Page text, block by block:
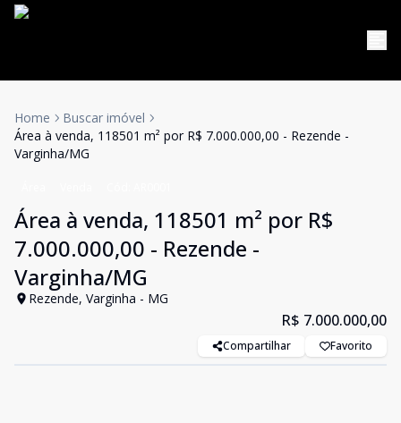
Home
Buscar imóvel
Área à venda, 118501 m² por R$ 7.000.000,00 - Rezende -
Varginha/MG
Área à venda, 118501 m² por R$
7.000.000,00 - Rezende -
Varginha/MG
Rezende, Varginha - MG
R$ 7.000.000,00
Compartilhar Favorito